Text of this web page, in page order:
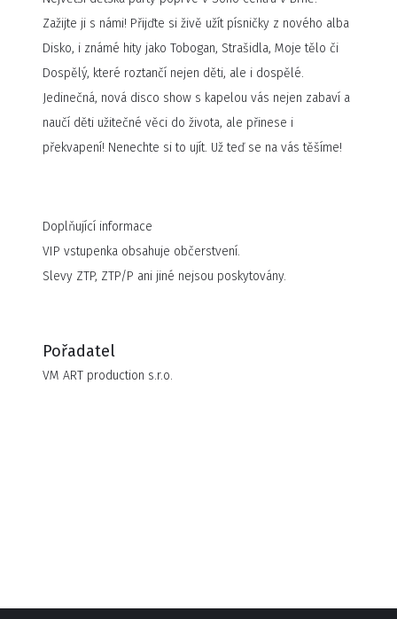
Zažijte ji s námi! Přijďte si živě užít písničky z nového alba
Disko, i známé hity jako Tobogan, Strašidla, Moje tělo či
Dospělý, které roztančí nejen děti, ale i dospělé.
Jedinečná, nová disco show s kapelou vás nejen zabaví a
naučí děti užitečné věci do života, ale přinese i
překvapení! Nenechte si to ujít. Už teď se na vás těšíme!
Doplňující informace
VIP vstupenka obsahuje občerstvení.
Slevy ZTP, ZTP/P ani jiné nejsou poskytovány.
Pořadatel
VM ART production s.r.o.